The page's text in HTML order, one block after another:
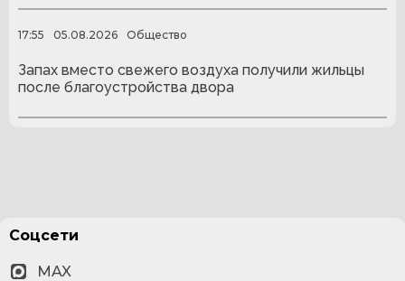
17:55 05.08.2026 Общество
Запах вместо свежего воздуха получили жильцы
после благоустройства двора
Соцсети
MAX